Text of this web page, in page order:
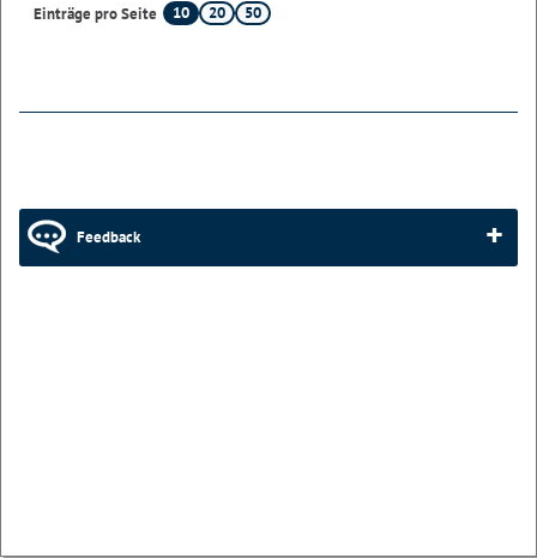
Einträge pro Seite
10 20 50
Feedback